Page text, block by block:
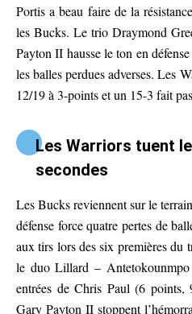
Portis a beau faire de la
les Bucks. Le trio Draymond
Payton II hausse le ton en
les balles perdues adverses. Les
12/19 à 3-points et un 15-3 fait
Les Warriors tuent
secondes
Les Bucks reviennent sur le
défense force quatre pertes de
aux tirs lors des six premières du
le duo Lillard –
entrées de Chris Paul (6 points,
Gary Payton II stoppent